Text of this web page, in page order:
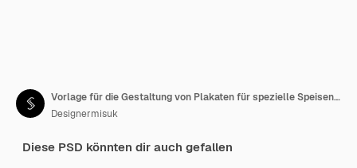
Vorlage für die Gestaltung von Plakaten für spezielle Speisenmenüs in Restaurants
Designermisuk
Diese PSD könnten dir auch gefallen